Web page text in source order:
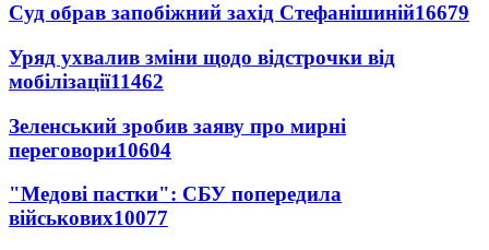
Суд обрав запобіжний захід Стефанішиній16679
Уряд ухвалив зміни щодо відстрочки від
мобілізації11462
Зеленський зробив заяву про мирні
переговори10604
"Медові пастки": СБУ попередила
військових10077